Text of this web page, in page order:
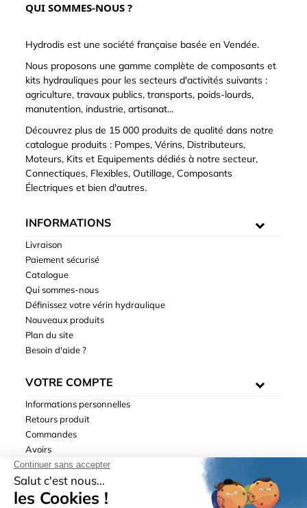
QUI SOMMES-NOUS ?
Hydrodis est une société française basée en Vendée.
Nous proposons une gamme complète de composants et
kits hydrauliques pour les secteurs d'activités suivants :
agriculture, travaux publics, transports, poids-lourds,
manutention, industrie, artisanat...
Découvrez plus de 15 000 produits de qualité dans notre
catalogue produits : Pompes, Vérins, Distributeurs,
Moteurs, Kits et Equipements dédiés à notre secteur,
Connectiques, Flexibles, Outillage, Composants
Électriques et bien d'autres.
INFORMATIONS
Livraison
Paiement sécurisé
Catalogue
Qui sommes-nous
Définissez votre vérin hydraulique
Nouveaux produits
Plan du site
Besoin d'aide ?
VOTRE COMPTE
Informations personnelles
Retours produit
Commandes
Avoirs
Adresses
Bons de réduction